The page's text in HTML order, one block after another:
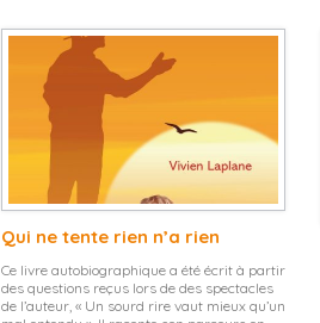
Qui ne tente rien n’a rien
Ce livre autobiographique a été écrit à partir
des questions reçus lors de des spectacles
de l’auteur, « Un sourd rire vaut mieux qu’un